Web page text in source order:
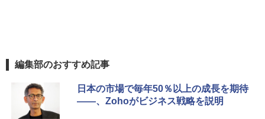
編集部のおすすめ記事
日本の市場で毎年50％以上の成長を期待
――、Zohoがビジネス戦略を説明